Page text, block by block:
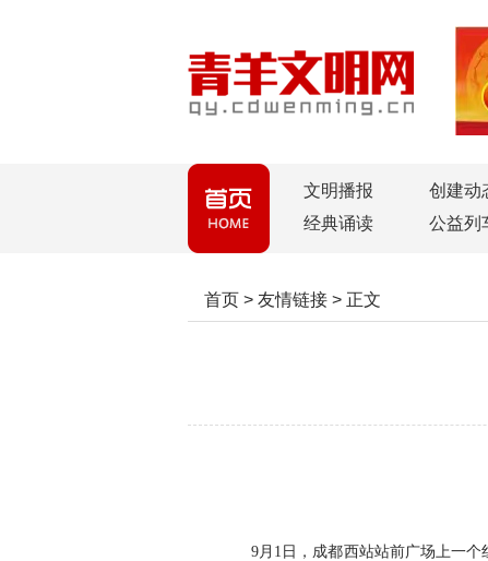
文明播报 创建动
经典诵读
公益列
首页 > 友情链接 > 正文
9月1日，成都西站站前广场上一个